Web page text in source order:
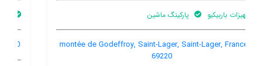
باغ اینترنت رایگان در اتاق
810 route de Briante, Saint-Lager, Saint-Lager, France, 69220